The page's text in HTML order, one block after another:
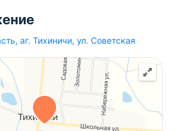
, аг. Тихиничи, ул. Советская